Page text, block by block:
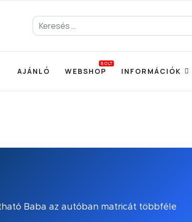
AJÁNLÓ WEBSHOP
BOLT
INFORMÁCIÓK
Baba az autóban matricát többféle